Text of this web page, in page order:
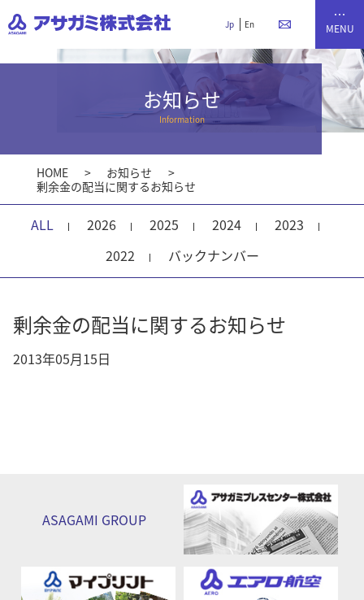
Jp En
お知らせ
Information
HOME
お知らせ
剰余金の配当に関するお知らせ
ALL 2026 2025 2024
2023
2022
バックナンバー
剰余金の配当に関するお知らせ
2013年05月15日
ASAGAMI GROUP